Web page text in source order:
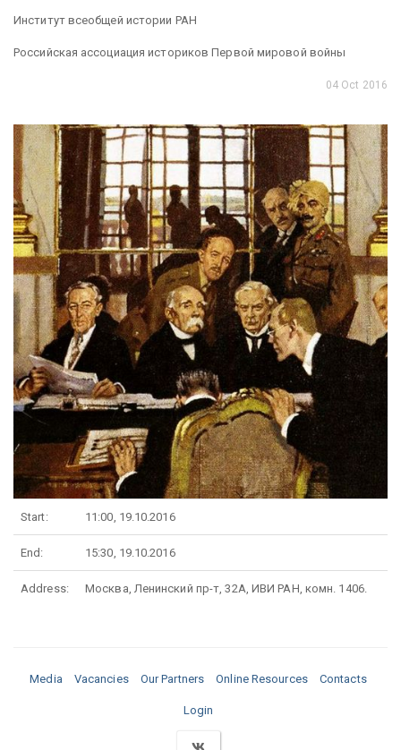
Институт всеобщей истории РАН
Российская ассоциация историков Первой мировой войны
04 Oct 2016
Start: 11:00, 19.10.2016
End: 15:30, 19.10.2016
Address: Москва, Ленинский пр-т, 32А, ИВИ РАН, комн. 1406.
Media Vacancies Our Partners Online Resources Contacts
Login